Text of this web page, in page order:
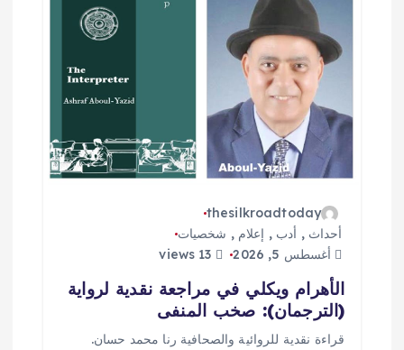
thesilkroadtoday
أحداث , أدب , إعلام , شخصيات
أغسطس 5, 2026
الأهرام ويكلي في مراجعة نقدية لرواية
(الترجمان): صخب المنفى
قراءة نقدية للروائية والصحافية رنا محمد حسان.